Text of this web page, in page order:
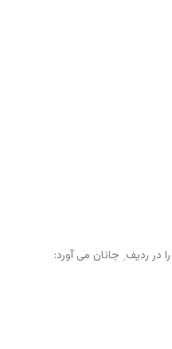
در ردیف ِ جانان می آورد: